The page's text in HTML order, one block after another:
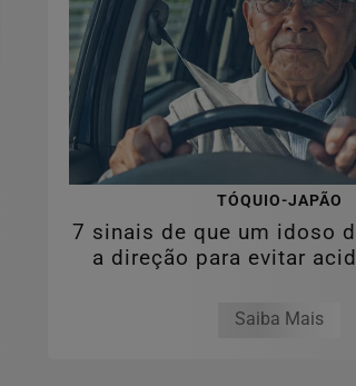
TÓQUIO-JAPÃO
7 sinais de que um idoso
a direção para evitar
Saiba Mais